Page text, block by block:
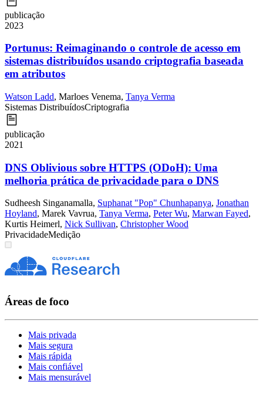
publicação
2023
Portunus: Reimaginando o controle de acesso em
sistemas distribuídos usando criptografia baseada
em atributos
Watson Ladd, Marloes Venema, Tanya Verma
Sistemas DistribuídosCriptografia
publicação
2021
DNS Oblivious sobre HTTPS (ODoH): Uma
melhoria prática de privacidade para o DNS
Sudheesh Singanamalla, Suphanat "Pop" Chunhapanya, Jonathan
Hoyland, Marek Vavrua, Tanya Verma, Peter Wu, Marwan Fayed,
Kurtis Heimerl, Nick Sullivan, Christopher Wood
PrivacidadeMedição
Áreas de foco
Mais privada
Mais segura
Mais rápida
Mais confiável
Mais mensurável